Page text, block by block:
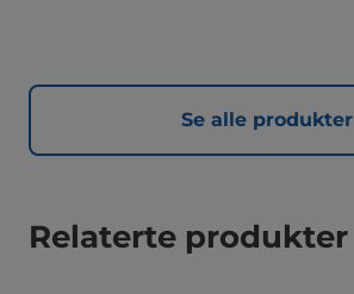
Se alle produkter
Relaterte produkter